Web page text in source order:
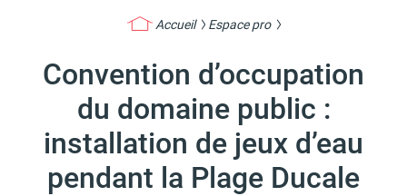
Mariage et PACS Décès
Accueil Espace pro
Convention d’occupation
du domaine public :
installation de jeux d’eau
pendant la Plage Ducale